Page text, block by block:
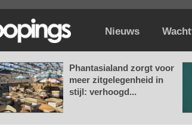
Nieuws
Phantasialand zorgt voor
meer zitgelegenheid in
stijl: verhoogd...